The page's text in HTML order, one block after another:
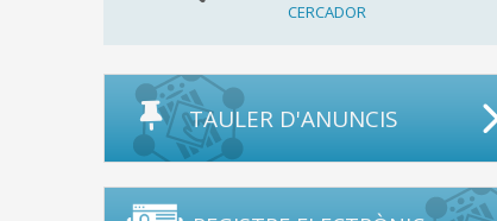
CERCADOR
TAULER D'ANUNCIS